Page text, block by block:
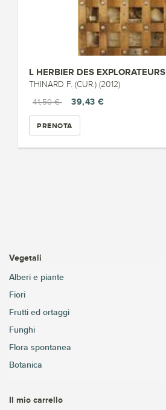
L HERBIER DES EXPLORATEURS
THINARD F. (CUR.) (2012)
41,50 €
39,43 €
PRENOTA
Vegetali
Alberi e piante
Fiori
Frutti ed ortaggi
Funghi
Flora spontanea
Botanica
Il mio carrello